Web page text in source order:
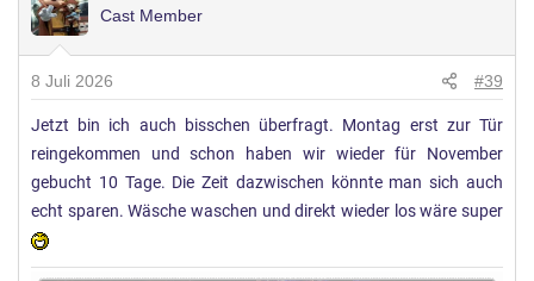
t
g
e
n
:
Cast Member
8 Juli 2026 #39
Jetzt bin ich auch bisschen überfragt. Montag erst zur Tür
reingekommen und schon haben wir wieder für November
gebucht 10 Tage. Die Zeit dazwischen könnte man sich auch
echt sparen. Wäsche waschen und direkt wieder los wäre super